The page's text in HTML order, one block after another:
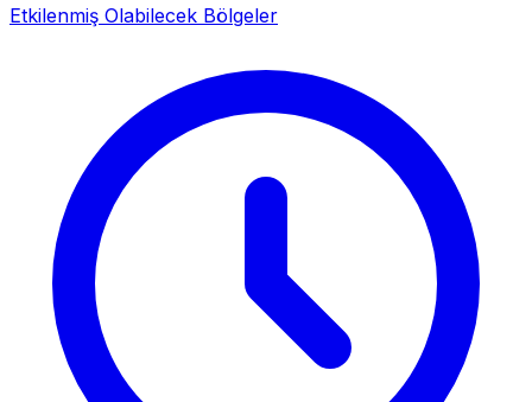
Etkilenmiş Olabilecek Bölgeler